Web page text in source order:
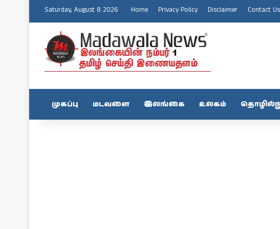
Saturday, August 8 2026 Home Privacy Policy Disclaimer Contact Us
முகப்பு மடவளை இலங்கை உலகம்